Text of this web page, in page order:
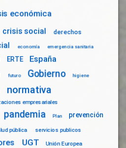
económica
crisis social derechos
economía emergencia sanitaria
ERTE España
futuro Gobierno higiene
normativa
empresariales
pandemia Plan prevención
pública servicios publicos
UGT Unión Europea